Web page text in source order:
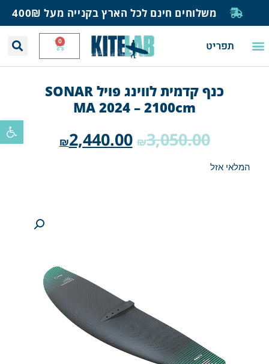
פתח
משלוחים חינם לכל הארץ בקנייה מעל 400₪
תפריט 0
כנף קדמית לווינג פויל SONAR
MA 2024 – 2100cm
₪3,050.00
₪2,440.00
המלאי אזל